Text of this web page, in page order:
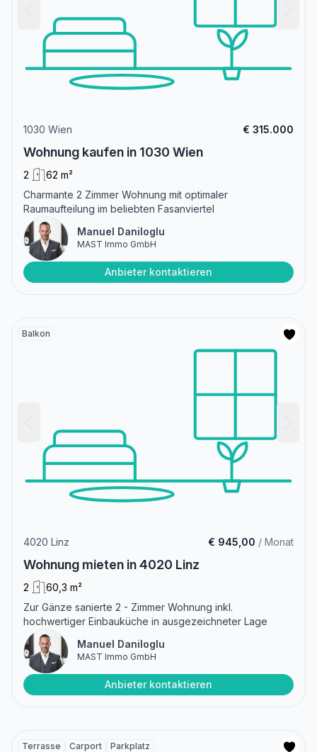
1030 Wien € 315.000
Wohnung kaufen in 1030 Wien
2
62 m²
Charmante 2 Zimmer Wohnung mit optimaler
Raumaufteilung im beliebten Fasanviertel
Manuel Daniloglu
MAST Immo GmbH
Anbieter kontaktieren
Balkon
4020 Linz € 945,00 / Monat
Wohnung mieten in 4020 Linz
2
60,3 m²
Zur Gänze sanierte 2 - Zimmer Wohnung inkl.
hochwertiger Einbauküche in ausgezeichneter Lage
Manuel Daniloglu
MAST Immo GmbH
Anbieter kontaktieren
Terrasse Carport Parkplatz